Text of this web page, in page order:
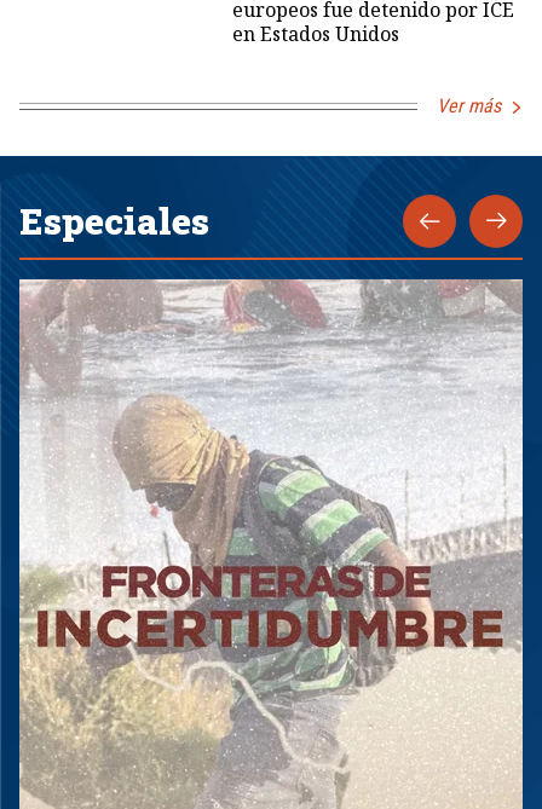
europeos fue detenido por ICE
en Estados Unidos
Ver más
Especiales